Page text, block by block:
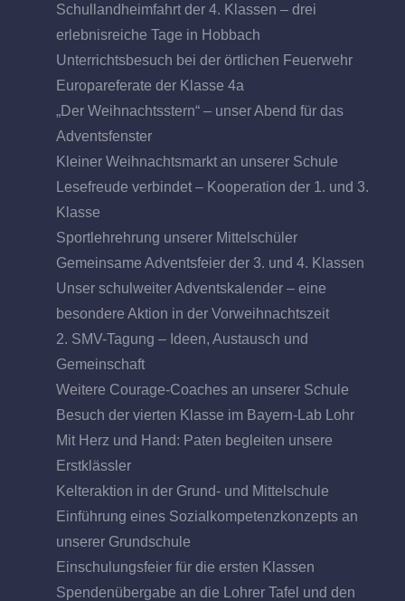
Schullandheimfahrt der 4. Klassen – drei
erlebnisreiche Tage in Hobbach
Unterrichtsbesuch bei der örtlichen Feuerwehr
Europareferate der Klasse 4a
„Der Weihnachtsstern“ – unser Abend für das
Adventsfenster
Kleiner Weihnachtsmarkt an unserer Schule
Lesefreude verbindet – Kooperation der 1. und 3.
Klasse
Sportlehrehrung unserer Mittelschüler
Gemeinsame Adventsfeier der 3. und 4. Klassen
Unser schulweiter Adventskalender – eine
besondere Aktion in der Vorweihnachtszeit
2. SMV-Tagung – Ideen, Austausch und
Gemeinschaft
Weitere Courage-Coaches an unserer Schule
Besuch der vierten Klasse im Bayern-Lab Lohr
Mit Herz und Hand: Paten begleiten unsere
Erstklässler
Kelteraktion in der Grund- und Mittelschule
Einführung eines Sozialkompetenzkonzepts an
unserer Grundschule
Einschulungsfeier für die ersten Klassen
Spendenübergabe an die Lohrer Tafel und den